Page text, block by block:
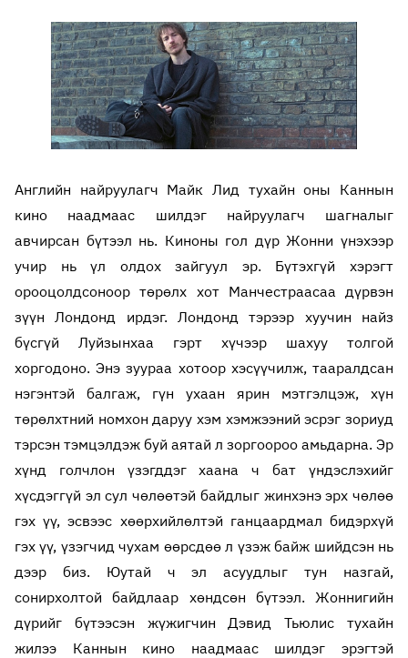
Английн найруулагч Майк Лид тухайн оны Каннын
кино наадмаас шилдэг найруулагч шагналыг
авчирсан бүтээл нь. Киноны гол дүр Жонни үнэхээр
учир нь үл олдох зайгуул эр. Бүтэхгүй хэрэгт
орооцолдсоноор төрөлх хот Манчестраасаа дүрвэн
зүүн Лондонд ирдэг. Лондонд тэрээр хуучин найз
бүсгүй Луйзынхаа гэрт хүчээр шахуу толгой
хоргодоно. Энэ зуураа хотоор хэсүүчилж, тааралдсан
нэгэнтэй балгаж, гүн ухаан ярин мэтгэлцэж, хүн
төрөлхтний номхон даруу хэм хэмжээний эсрэг зориуд
тэрсэн тэмцэлдэж буй аятай л зоргоороо амьдарна. Эр
хүнд голчлон үзэгддэг хаана ч бат үндэслэхийг
хүсдэггүй эл сул чөлөөтэй байдлыг жинхэнэ эрх чөлөө
гэх үү, эсвээс хөөрхийлөлтэй ганцаардмал бидэрхүй
гэх үү, үзэгчид чухам өөрсдөө л үзэж байж шийдсэн нь
дээр биз. Юутай ч эл асуудлыг тун назгай,
сонирхолтой байдлаар хөндсөн бүтээл. Жоннигийн
дүрийг бүтээсэн жүжигчин Дэвид Тьюлис тухайн
жилээ Каннын кино наадмаас шилдэг эрэгтэй